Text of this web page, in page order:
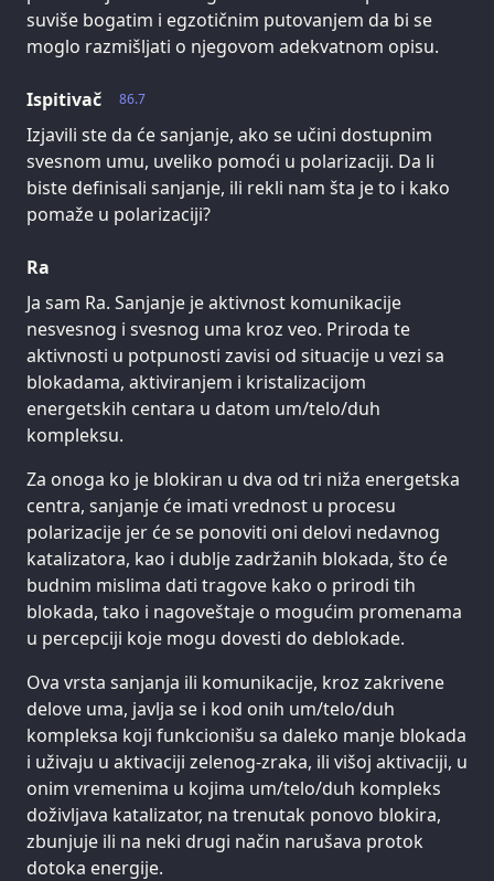
suviše bogatim i egzotičnim putovanjem da bi se
moglo razmišljati o njegovom adekvatnom opisu.
86.7
Ispitivač
Izjavili ste da će sanjanje, ako se učini dostupnim
svesnom umu, uveliko pomoći u polarizaciji. Da li
biste definisali sanjanje, ili rekli nam šta je to i kako
pomaže u polarizaciji?
Ra
Ja sam Ra. Sanjanje je aktivnost komunikacije
nesvesnog i svesnog uma kroz veo. Priroda te
aktivnosti u potpunosti zavisi od situacije u vezi sa
blokadama, aktiviranjem i kristalizacijom
energetskih centara u datom um/telo/duh
kompleksu.
Za onoga ko je blokiran u dva od tri niža energetska
centra, sanjanje će imati vrednost u procesu
polarizacije jer će se ponoviti oni delovi nedavnog
katalizatora, kao i dublje zadržanih blokada, što će
budnim mislima dati tragove kako o prirodi tih
blokada, tako i nagoveštaje o mogućim promenama
u percepciji koje mogu dovesti do deblokade.
Ova vrsta sanjanja ili komunikacije, kroz zakrivene
delove uma, javlja se i kod onih um/telo/duh
kompleksa koji funkcionišu sa daleko manje blokada
i uživaju u aktivaciji zelenog-zraka, ili višoj aktivaciji, u
onim vremenima u kojima um/telo/duh kompleks
doživljava katalizator, na trenutak ponovo blokira,
zbunjuje ili na neki drugi način narušava protok
dotoka energije.